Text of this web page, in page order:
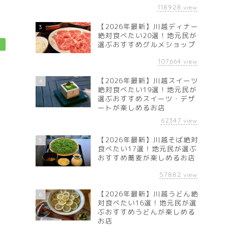
118928 view
3
【2026年最新】川越ディナー
絶対食べたい20選！地元民が
選ぶおすすめグルメショップ
107664 view
4
【2026年最新】川越スイーツ
絶対食べたい19選！地元民が
選ぶおすすめスイーツ・デザ
ートが楽しめるお店
62347 view
5
【2026年最新】川越そば絶対
食べたい17選！地元民が選ぶ
おすすめ蕎麦が楽しめるお店
57882 view
6
【2026年最新】川越うどん絶
対食べたい16選！地元民が選
ぶおすすめうどんが楽しめる
お店